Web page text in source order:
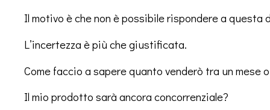
Il motivo è che non è possibile rispondere a questa
L’incertezza è più che giustificata.
Come faccio a sapere quanto venderò tra un mese
Il mio prodotto sarà ancora concorrenziale?